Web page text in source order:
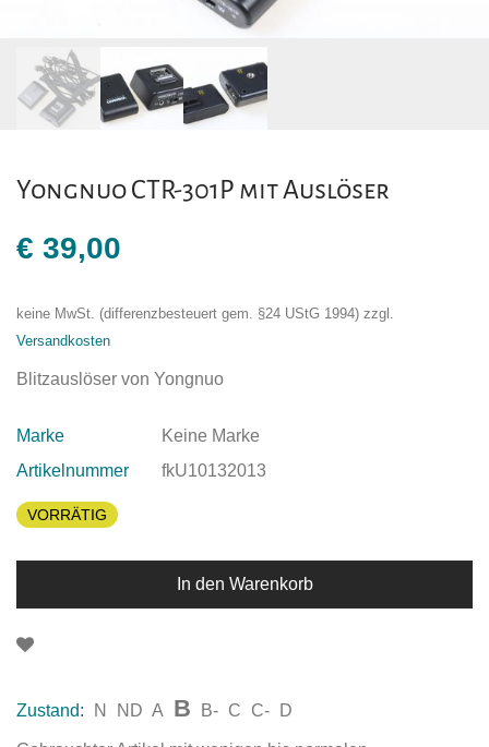
Yongnuo CTR-301P mit Auslöser
€ 39,00
keine MwSt. (differenzbesteuert gem. §24 UStG 1994) zzgl.
Versandkosten
Blitzauslöser von Yongnuo
Marke
Keine Marke
Artikelnummer
fkU10132013
VORRÄTIG
In den Warenkorb
Zustand: N ND A B B- C C- D